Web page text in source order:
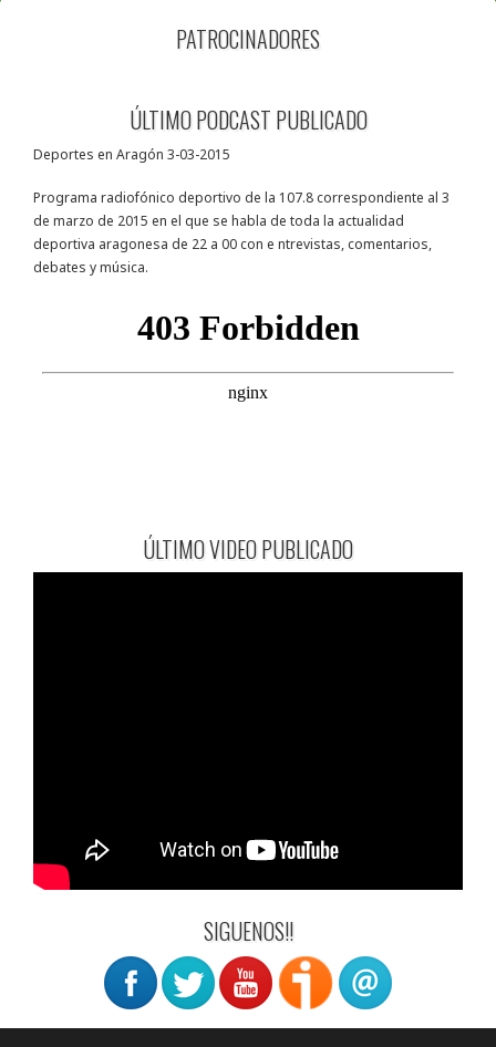
PATROCINADORES
ÚLTIMO PODCAST PUBLICADO
Deportes en Aragón 3-03-2015
Programa radiofónico deportivo de la 107.8 correspondiente al 3
de marzo de 2015 en el que se habla de toda la actualidad
deportiva aragonesa de 22 a 00 con e ntrevistas, comentarios,
debates y música.
ÚLTIMO VIDEO PUBLICADO
SIGUENOS!!